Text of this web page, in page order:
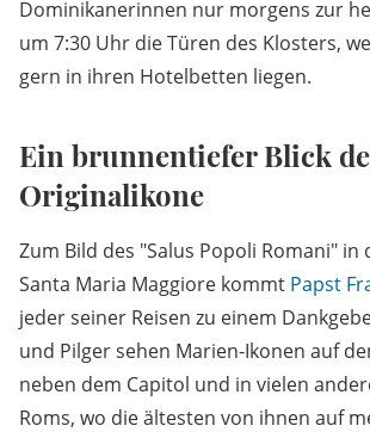
Dominikanerinnen nur morgens zur
um 7:30 Uhr die Türen des Klosters,
gern in ihren Hotelbetten liegen.
Ein brunnentiefer Blick
Originalikone
Zum Bild des "Salus Popoli Romani" in
Santa Maria Maggiore kommt Papst
jeder seiner Reisen zu einem
und Pilger sehen Marien-Ikonen auf
neben dem Capitol und in vielen
Roms, wo die ältesten von ihnen auf